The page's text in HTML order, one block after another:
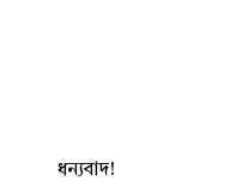
ধন্যবাদ!